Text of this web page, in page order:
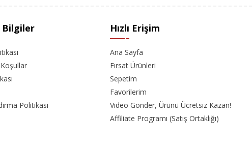
Bilgiler
Politikası
Hızlı Erişim
Ana Sayfa
Fırsat Ürünleri
Sepetim
Favorilerim
Video Gönder, Ürünü Ücretsiz Kazan!
Affiliate Programı (Satış Ortaklığı)